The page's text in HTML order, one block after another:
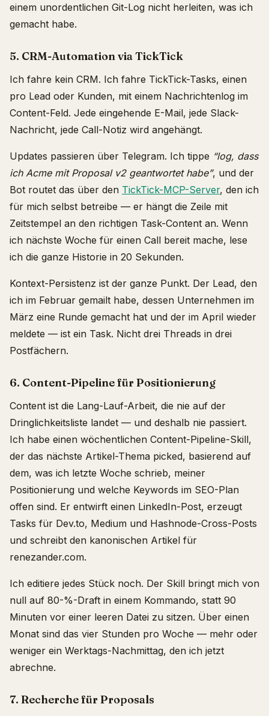
einem unordentlichen Git-Log nicht herleiten, was ich
gemacht habe.
5. CRM-Automation via TickTick
Ich fahre kein CRM. Ich fahre TickTick-Tasks, einen
pro Lead oder Kunden, mit einem Nachrichtenlog im
Content-Feld. Jede eingehende E-Mail, jede Slack-
Nachricht, jede Call-Notiz wird angehängt.
Updates passieren über Telegram. Ich tippe “log, dass
ich Acme mit Proposal v2 geantwortet habe”, und der
Bot routet das über den TickTick-MCP-Server, den ich
für mich selbst betreibe — er hängt die Zeile mit
Zeitstempel an den richtigen Task-Content an. Wenn
ich nächste Woche für einen Call bereit mache, lese
ich die ganze Historie in 20 Sekunden.
Kontext-Persistenz ist der ganze Punkt. Der Lead, den
ich im Februar gemailt habe, dessen Unternehmen im
März eine Runde gemacht hat und der im April wieder
meldete — ist ein Task. Nicht drei Threads in drei
Postfächern.
6. Content-Pipeline für Positionierung
Content ist die Lang-Lauf-Arbeit, die nie auf der
Dringlichkeitsliste landet — und deshalb nie passiert.
Ich habe einen wöchentlichen Content-Pipeline-Skill,
der das nächste Artikel-Thema picked, basierend auf
dem, was ich letzte Woche schrieb, meiner
Positionierung und welche Keywords im SEO-Plan
offen sind. Er entwirft einen LinkedIn-Post, erzeugt
Tasks für Dev.to, Medium und Hashnode-Cross-Posts
und schreibt den kanonischen Artikel für
renezander.com.
Ich editiere jedes Stück noch. Der Skill bringt mich von
null auf 80-%-Draft in einem Kommando, statt 90
Minuten vor einer leeren Datei zu sitzen. Über einen
Monat sind das vier Stunden pro Woche — mehr oder
weniger ein Werktags-Nachmittag, den ich jetzt
abrechne.
7. Recherche für Proposals